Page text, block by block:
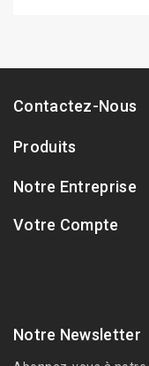
Contactez-Nous
Produits
Notre Entreprise
Votre Compte
Notre Newsletter